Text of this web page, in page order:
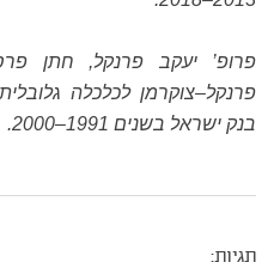
פרופ’ יעקב פרנקל, חתן
פרנקל–צוקרמן לכלכלה
בנק ישראל בשנים 1991–2000.
תגיות: